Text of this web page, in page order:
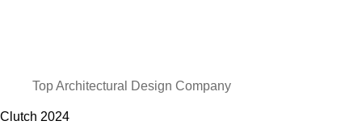
Top Architectural Design Company
Clutch 2024